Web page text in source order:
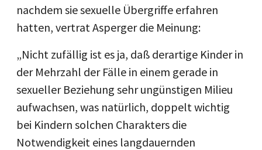
nachdem sie sexuelle Übergriffe erfahren
hatten, vertrat Asperger die Meinung:
„Nicht zufällig ist es ja, daß derartige Kinder in
der Mehrzahl der Fälle in einem gerade in
sexueller Beziehung sehr ungünstigen Milieu
aufwachsen, was natürlich, doppelt wichtig
bei Kindern solchen Charakters die
Notwendigkeit eines langdauernden